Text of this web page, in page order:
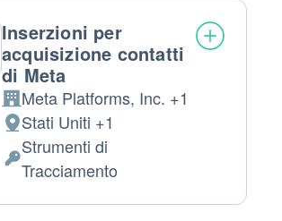
Inserzioni per
acquisizione contatti
di Meta
Azienda:
Meta Platforms, Inc. +1
Luogo
del
trattamento:
Stati Uniti +1
Dati
Strumenti di
Tracciamento